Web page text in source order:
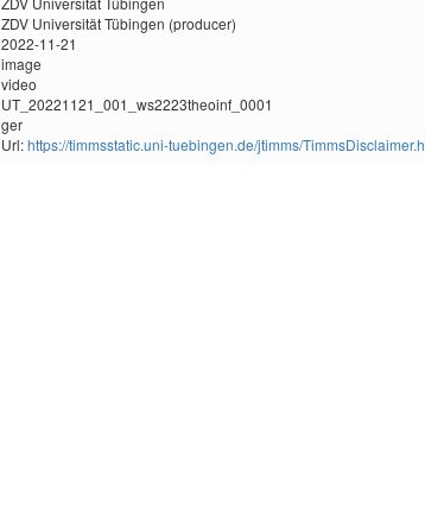
ZDV Universität Tübingen (producer)
2022-11-21
image
video
UT_20221121_001_ws2223theoinf_0001
ger
Url:https://timmsstatic.uni-tuebingen.de/jtimms/